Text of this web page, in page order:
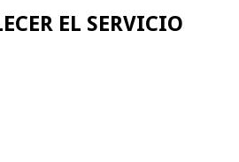
EL SERVICIO